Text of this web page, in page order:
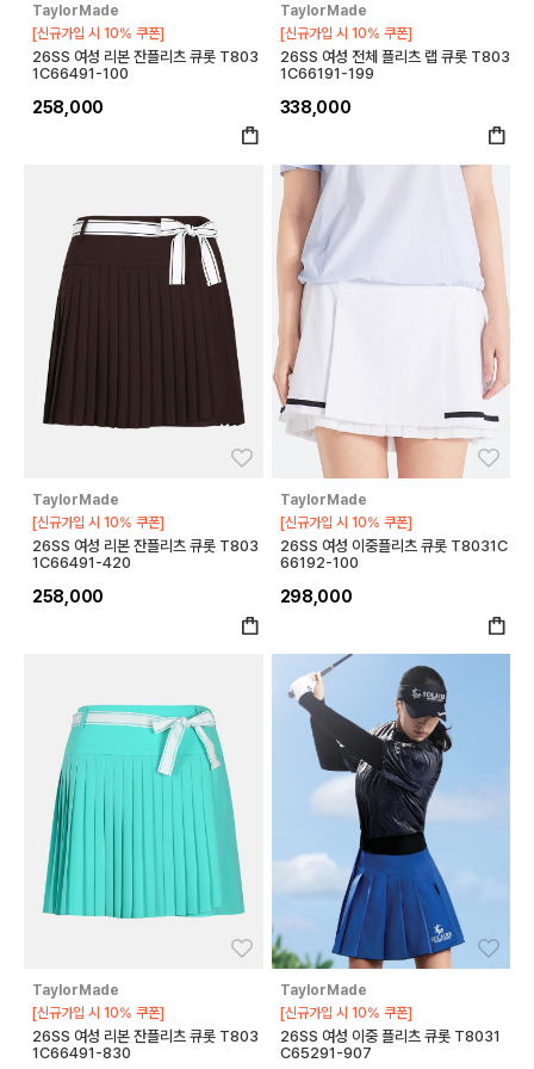
TaylorMade
[신규가입 시 10% 쿠폰]
26SS 여성 리본 잔플리츠 큐롯 T803
1C66491-100
258,000
TaylorMade
[신규가입 시 10% 쿠폰]
26SS 여성 전체 플리츠 랩 큐롯 T803
1C66191-199
338,000
TaylorMade
[신규가입 시 10% 쿠폰]
26SS 여성 리본 잔플리츠 큐롯 T803
1C66491-420
258,000
TaylorMade
[신규가입 시 10% 쿠폰]
26SS 여성 이중플리츠 큐롯 T8031C
66192-100
298,000
좋아요
TaylorMade
[신규가입 시 10% 쿠폰]
26SS 여성 리본 잔플리츠 큐롯 T803
1C66491-830
TaylorMade
[신규가입 시 10% 쿠폰]
26SS 여성 이중 플리츠 큐롯 T8031
C65291-907